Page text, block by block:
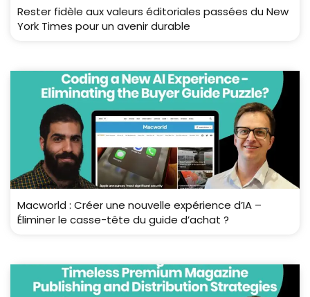
Rester fidèle aux valeurs éditoriales passées du New
York Times pour un avenir durable
Macworld : Créer une nouvelle expérience d’IA –
Éliminer le casse-tête du guide d’achat ?